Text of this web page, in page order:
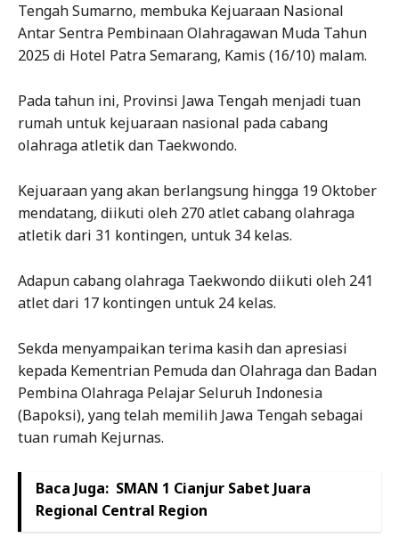
Tengah Sumarno, membuka Kejuaraan Nasional
Antar Sentra Pembinaan Olahragawan Muda Tahun
2025 di Hotel Patra Semarang, Kamis (16/10) malam.
Pada tahun ini, Provinsi Jawa Tengah menjadi tuan
rumah untuk kejuaraan nasional pada cabang
olahraga atletik dan Taekwondo.
Kejuaraan yang akan berlangsung hingga 19 Oktober
mendatang, diikuti oleh 270 atlet cabang olahraga
atletik dari 31 kontingen, untuk 34 kelas.
Adapun cabang olahraga Taekwondo diikuti oleh 241
atlet dari 17 kontingen untuk 24 kelas.
Sekda menyampaikan terima kasih dan apresiasi
kepada Kementrian Pemuda dan Olahraga dan Badan
Pembina Olahraga Pelajar Seluruh Indonesia
(Bapoksi), yang telah memilih Jawa Tengah sebagai
tuan rumah Kejurnas.
Baca Juga: SMAN 1 Cianjur Sabet Juara
Regional Central Region